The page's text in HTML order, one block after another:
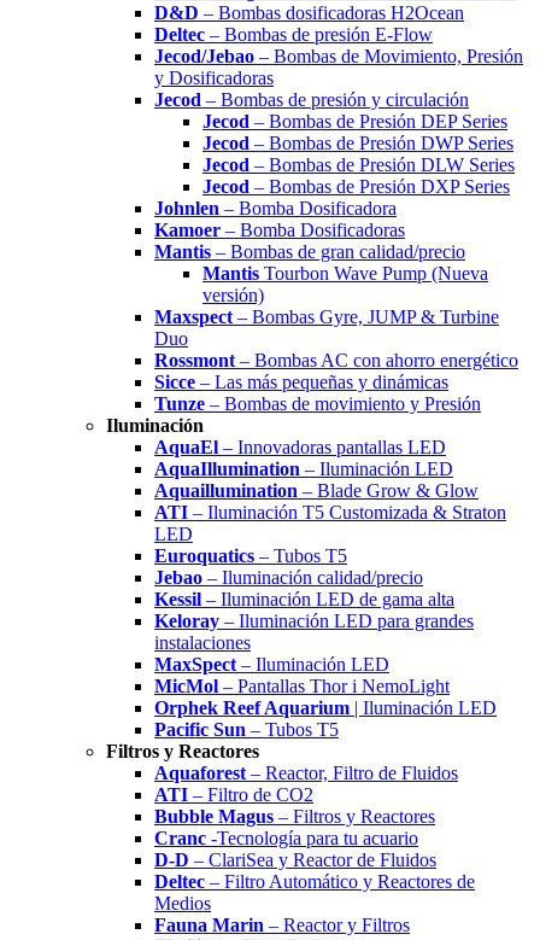
D&D – Bombas dosificadoras H2Ocean
Deltec – Bombas de presión E-Flow
Jecod/Jebao – Bombas de Movimiento, Presión
y Dosificadoras
Jecod – Bombas de presión y circulación
Jecod – Bombas de Presión DEP Series
Jecod – Bombas de Presión DWP Series
Jecod – Bombas de Presión DLW Series
Jecod – Bombas de Presión DXP Series
Johnlen – Bomba Dosificadora
Kamoer – Bomba Dosificadoras
Mantis – Bombas de gran calidad/precio
Mantis Tourbon Wave Pump (Nueva
versión)
Maxspect – Bombas Gyre, JUMP & Turbine
Duo
Rossmont – Bombas AC con ahorro energético
Sicce – Las más pequeñas y dinámicas
Tunze – Bombas de movimiento y Presión
Iluminación
AquaEl – Innovadoras pantallas LED
AquaIllumination – Iluminación LED
Aquaillumination – Blade Grow & Glow
ATI – Iluminación T5 Customizada & Straton
LED
Euroquatics – Tubos T5
Jebao – Iluminación calidad/precio
Kessil – Iluminación LED de gama alta
Keloray – Iluminación LED para grandes
instalaciones
MaxSpect – Iluminación LED
MicMol – Pantallas Thor i NemoLight
Orphek Reef Aquarium | Iluminación LED
Pacific Sun – Tubos T5
Filtros y Reactores
Aquaforest – Reactor, Filtro de Fluidos
ATI – Filtro de CO2
Bubble Magus – Filtros y Reactores
Cranc -Tecnología para tu acuario
D-D – ClariSea y Reactor de Fluidos
Deltec – Filtro Automático y Reactores de
Medios
Fauna Marin – Reactor y Filtros